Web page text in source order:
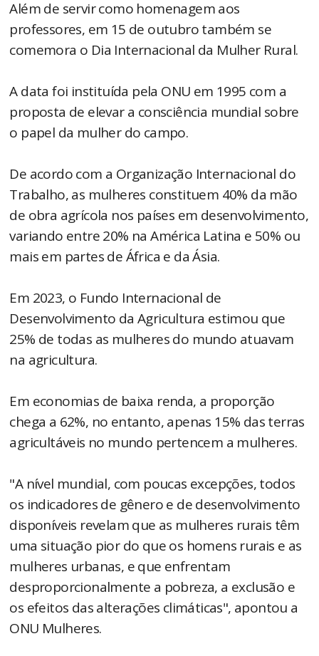
Além de servir como homenagem aos
professores, em 15 de outubro também se
comemora o Dia Internacional da Mulher Rural.
A data foi instituída pela ONU em 1995 com a
proposta de elevar a consciência mundial sobre
o papel da mulher do campo.
De acordo com a Organização Internacional do
Trabalho, as mulheres constituem 40% da mão
de obra agrícola nos países em desenvolvimento,
variando entre 20% na América Latina e 50% ou
mais em partes de África e da Ásia.
Em 2023, o Fundo Internacional de
Desenvolvimento da Agricultura estimou que
25% de todas as mulheres do mundo atuavam
na agricultura.
Em economias de baixa renda, a proporção
chega a 62%, no entanto, apenas 15% das terras
agricultáveis no mundo pertencem a mulheres.
"A nível mundial, com poucas excepções, todos
os indicadores de gênero e de desenvolvimento
disponíveis revelam que as mulheres rurais têm
uma situação pior do que os homens rurais e as
mulheres urbanas, e que enfrentam
desproporcionalmente a pobreza, a exclusão e
os efeitos das alterações climáticas", apontou a
ONU Mulheres.